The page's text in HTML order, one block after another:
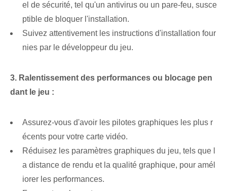
el de sécurité⁢, tel qu'un antivirus ou un pare-feu, susce
ptible de bloquer l'installation.
Suivez attentivement les instructions d'installation four
nies par le développeur du jeu.
3. Ralentissement des performances ou blocage pen
dant le jeu :
Assurez-vous d'avoir les pilotes graphiques les plus r
écents pour votre carte vidéo.
Réduisez les paramètres graphiques du jeu, tels que l
a distance de rendu et la qualité graphique, pour amél
iorer les performances.